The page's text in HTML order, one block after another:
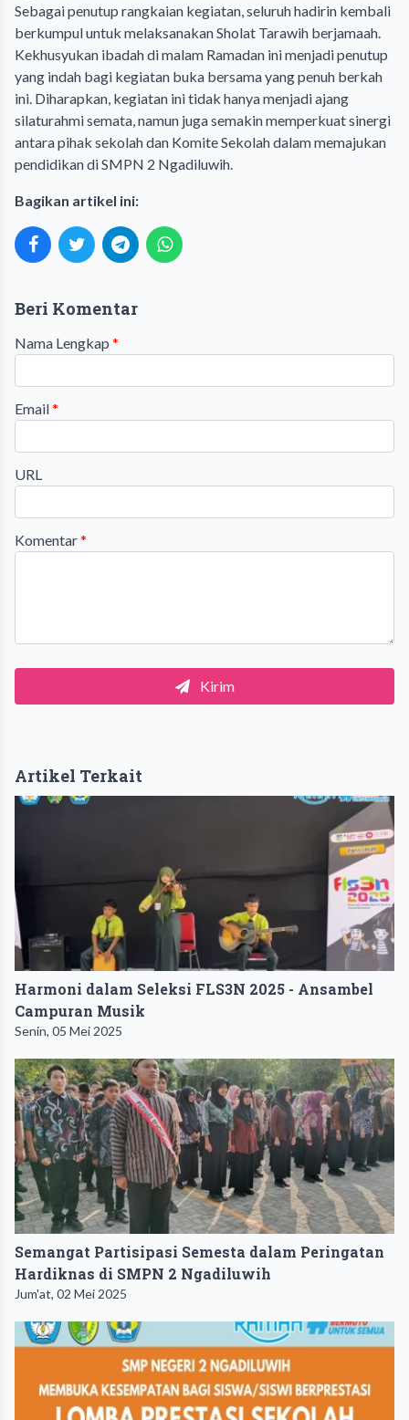
Sebagai penutup rangkaian kegiatan, seluruh hadirin kembali
berkumpul untuk melaksanakan Sholat Tarawih berjamaah.
Kekhusyukan ibadah di malam Ramadan ini menjadi penutup
yang indah bagi kegiatan buka bersama yang penuh berkah
ini. Diharapkan, kegiatan ini tidak hanya menjadi ajang
silaturahmi semata, namun juga semakin memperkuat sinergi
antara pihak sekolah dan Komite Sekolah dalam memajukan
pendidikan di SMPN 2 Ngadiluwih.
Bagikan artikel ini:
Beri Komentar
Nama Lengkap *
Email*
URL
Komentar*
Kirim
Artikel Terkait
Harmoni dalam Seleksi FLS3N 2025 - Ansambel
Campuran Musik
Senin, 05 Mei 2025
Semangat Partisipasi Semesta dalam Peringatan
Hardiknas di SMPN 2 Ngadiluwih
Jum'at, 02 Mei 2025